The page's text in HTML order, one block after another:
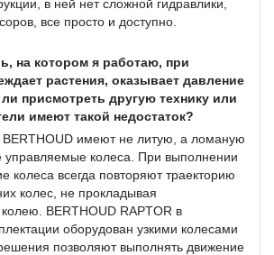
в ней нет сложной гидравлики,
все просто и доступно.
на котором я работаю, при
растения, оказывает давление
присмотреть другую технику или
имеют такой недостаток?
имеют не литую, а ломаную
управляемые колеса. При выполнении
колеса всегда повторяют траекторию
колес, не прокладывая
BERTHOUD RAPTOR в
оборудован узкими колесами
позволяют выполнять движение